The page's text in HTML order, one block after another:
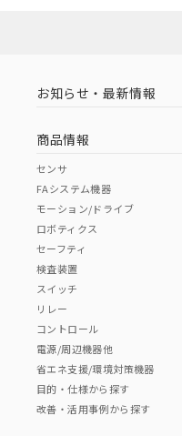
お知らせ・最新情報
商品情報
センサ
FAシステム機器
モーション/ドライブ
ロボティクス
セーフティ
検査装置
スイッチ
リレー
コントロール
電源/周辺機器他
省エネ支援/環境対策機器
目的・仕様から探す
改善・活用事例から探す